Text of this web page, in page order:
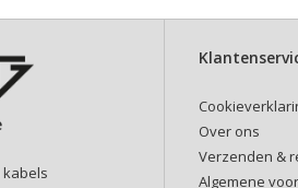
kabels
Over ons
Verzenden &
Algemene